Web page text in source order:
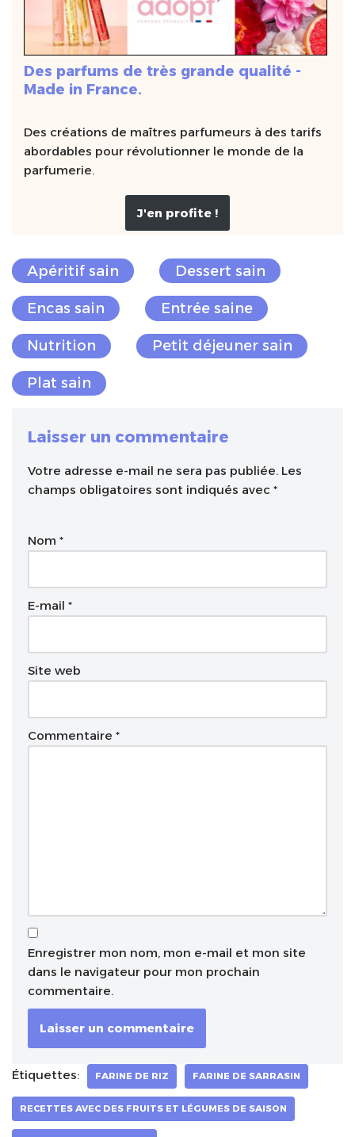
Des parfums de très grande qualité -
Made in France.
Des créations de maîtres parfumeurs à des tarifs
abordables pour révolutionner le monde de la
parfumerie.
J'en profite !
Apéritif sain Dessert sain
Encas sain Entrée saine
Nutrition Petit déjeuner sain
Plat sain
Laisser un commentaire
Votre adresse e-mail ne sera pas publiée. Les
champs obligatoires sont indiqués avec *
Nom *
E-mail *
Site web
Commentaire *
Enregistrer mon nom, mon e-mail et mon site
dans le navigateur pour mon prochain
commentaire.
A
l
r
a
t
:
Étiquettes: FARINE DE RIZ FARINE DE SARRASIN
RECETTES AVEC DES FRUITS ET LÉGUMES DE SAISON